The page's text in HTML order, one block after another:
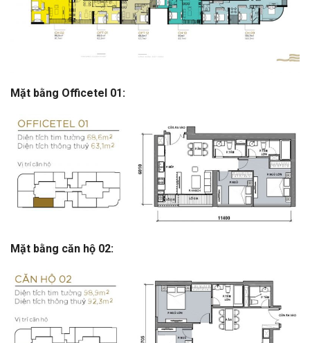
Mặt bằng Officetel 01:
Mặt bằng căn hộ 02: